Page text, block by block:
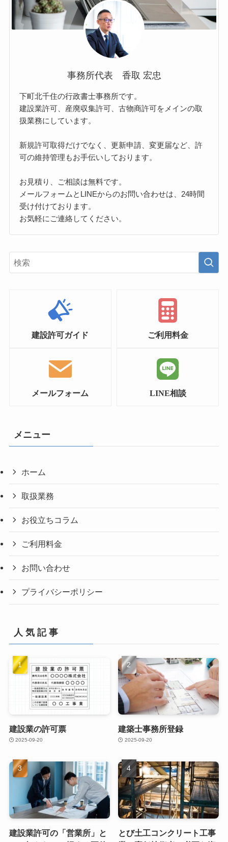
事務所代表 香取 宏忠
下町北千住の行政書士事務所です。
建設業許可、産廃収集許可、古物商許可をメインの取
扱業務にしています。
新規許可取得だけでなく、更新申請、変更届など、許
可の維持管理もお手伝いしております。
お見積り、ご相談は無料です。
メールフォームとLINEからのお問い合わせは、24時間
受け付けております。
お気軽にご連絡してください。
建設許可ガイド ご利用料金
メールフォーム LINE相談
メニュー
ホーム
取扱業務
お役立ちコラム
ご利用料金
お問い合わせ
プライバシーポリシー
人 気 記 事
建設業の許可票
2025-09-20
建築士事務所登録
2025-09-20
建設業許可の「営業所」と
とび土工コンクリート工事